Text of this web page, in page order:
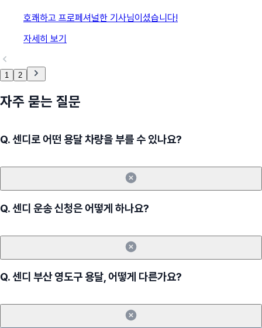
호쾌하고 프로페셔널한 기사님이셨습니다!
자세히 보기
1 2
자주 묻는 질문
Q.센디로 어떤 용달 차량을 부를 수 있나요?
Q.센디 운송 신청은 어떻게 하나요?
Q.센디 부산 영도구 용달, 어떻게 다른가요?